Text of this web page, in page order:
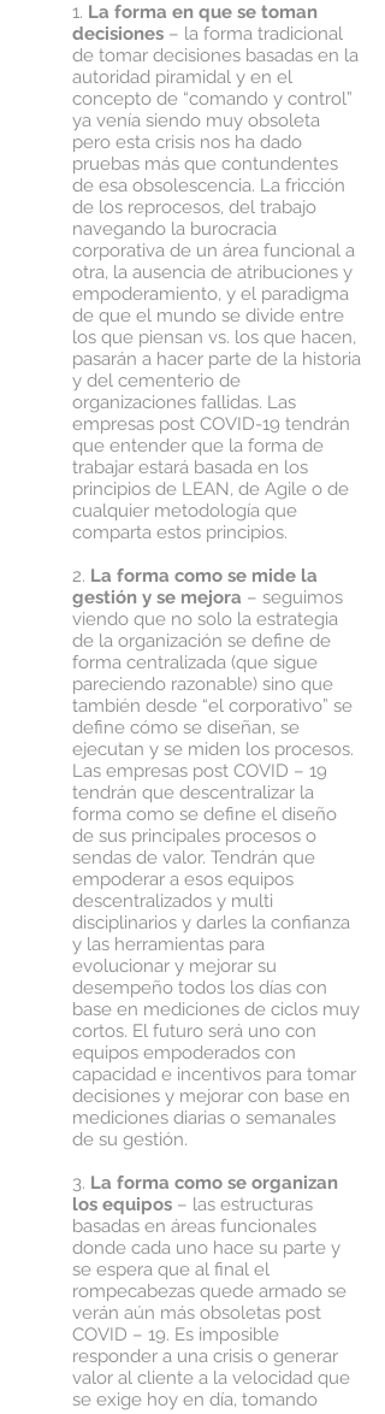
1. La forma en que se toman
decisiones – la forma tradicional
de tomar decisiones basadas en la
autoridad piramidal y en el
concepto de “comando y control”
ya venía siendo muy obsoleta
pero esta crisis nos ha dado
pruebas más que contundentes
de esa obsolescencia. La fricción
de los reprocesos, del trabajo
navegando la burocracia
corporativa de un área funcional a
otra, la ausencia de atribuciones y
empoderamiento, y el paradigma
de que el mundo se divide entre
los que piensan vs. los que hacen,
pasarán a hacer parte de la historia
y del cementerio de
organizaciones fallidas. Las
empresas post COVID-19 tendrán
que entender que la forma de
trabajar estará basada en los
principios de LEAN, de Agile o de
cualquier metodología que
comparta estos principios.
2. La forma como se mide la
gestión y se mejora – seguimos
viendo que no solo la estrategia
de la organización se define de
forma centralizada (que sigue
pareciendo razonable) sino que
también desde “el corporativo” se
define cómo se diseñan, se
ejecutan y se miden los procesos.
Las empresas post COVID – 19
tendrán que descentralizar la
forma como se define el diseño
de sus principales procesos o
sendas de valor. Tendrán que
empoderar a esos equipos
descentralizados y multi
disciplinarios y darles la confianza
y las herramientas para
evolucionar y mejorar su
desempeño todos los días con
base en mediciones de ciclos muy
cortos. El futuro será uno con
equipos empoderados con
capacidad e incentivos para tomar
decisiones y mejorar con base en
mediciones diarias o semanales
de su gestión.
3. La forma como se organizan
los equipos – las estructuras
basadas en áreas funcionales
donde cada uno hace su parte y
se espera que al final el
rompecabezas quede armado se
verán aún más obsoletas post
COVID – 19. Es imposible
responder a una crisis o generar
valor al cliente a la velocidad que
se exige hoy en día, tomando